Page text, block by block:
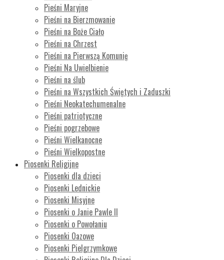
Pieśni Maryjne
Pieśni na Bierzmowanie
Pieśni na Boże Ciało
Pieśni na Chrzest
Pieśni na Pierwszą Komunię
Pieśni Na Uwielbienie
Pieśni na ślub
Pieśni na Wszystkich Świętych i Zaduszki
Pieśni Neokatechumenalne
Pieśni patriotyczne
Pieśni pogrzebowe
Pieśni Wielkanocne
Pieśni Wielkopostne
Piosenki Religijne
Piosenki dla dzieci
Piosenki Lednickie
Piosenki Misyjne
Piosenki o Janie Pawle II
Piosenki o Powołaniu
Piosenki Oazowe
Piosenki Pielgrzymkowe